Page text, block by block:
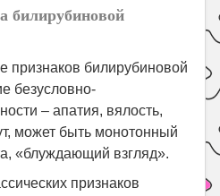
билирубиновой
признаков билирубиновой
безусловно-
– апатия, вялость,
может быть монотонный
«блуждающий взгляд».
признаков